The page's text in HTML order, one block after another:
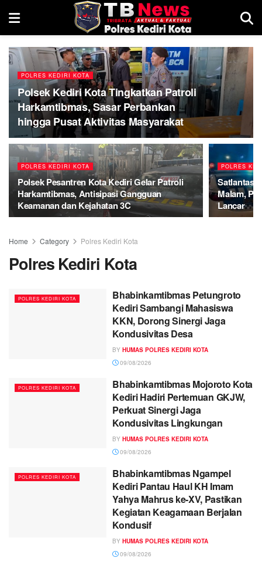
POLRES KEDIRI KOTA
Polsek Kediri Kota Tingkatkan Patroli
Harkamtibmas, Sasar Perbankan
hingga Pusat Aktivitas Masyarakat
POLRES KEDIRI KOTA
Polsek Pesantren Kota Kediri Gelar Patroli
Harkamtibmas, Antisipasi Gangguan
Keamanan dan Kejahatan 3C
POLRES
Satlantas
Malam,
Lancar
Home Category Polres Kediri Kota
Polres Kediri Kota
POLRES KEDIRI KOTA
Bhabinkamtibmas Petungroto
Kediri Sambangi Mahasiswa
KKN, Dorong Sinergi Jaga
Kondusivitas Desa
BY HUMAS POLRES KEDIRI KOTA
09/08/2026
POLRES KEDIRI KOTA
Bhabinkamtibmas Mojoroto Kota
Kediri Hadiri Pertemuan GKJW,
Perkuat Sinergi Jaga
Kondusivitas Lingkungan
BY HUMAS POLRES KEDIRI KOTA
09/08/2026
POLRES KEDIRI KOTA
Bhabinkamtibmas Ngampel
Kediri Pantau Haul KH Imam
Yahya Mahrus ke-XV, Pastikan
Kegiatan Keagamaan Berjalan
Kondusif
BY HUMAS POLRES KEDIRI KOTA
09/08/2026